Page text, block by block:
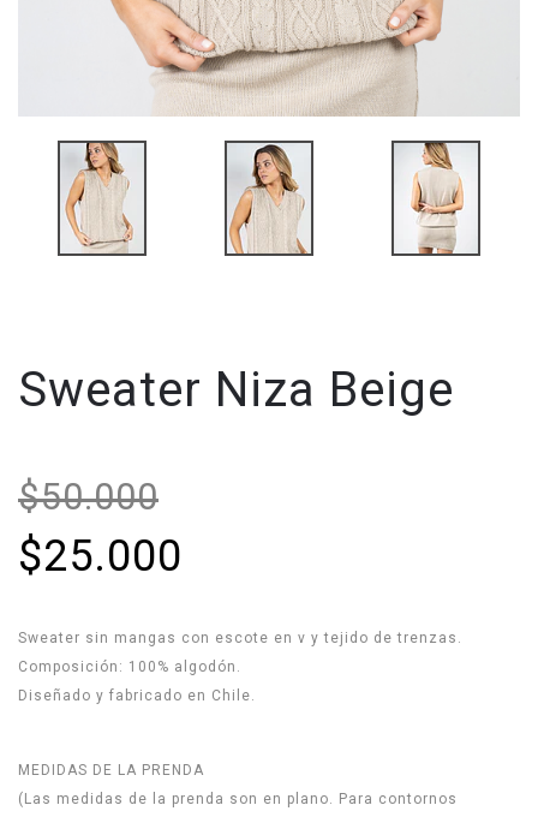
Sweater Niza Beige
$50.000
$25.000
Sweater sin mangas con escote en v y tejido de trenzas.
Composición: 100% algodón.
Diseñado y fabricado en Chile.
MEDIDAS DE LA PRENDA
(Las medidas de la prenda son en plano. Para contornos